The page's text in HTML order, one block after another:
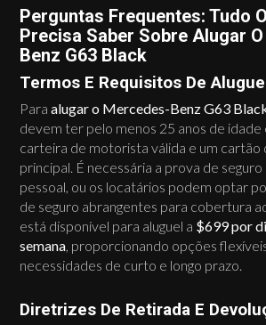
Perguntas Frequentes: Tudo
Precisa Saber Sobre Alugar
Benz G63 Black
Termos E Requisitos De
Paraalugar o Mercedes-Benz G63
devem ter pelo menos 25 anos de
carteira de motorista válida e um cartão
principal. É necessária a prova de
pessoal, ou os locatários podem optar
de seguro abrangentes para cobertura
está disponível para aluguel a $699 por
semana, proporcionando opções
necessidades de curto e longo prazo.
Diretrizes De Retirada E